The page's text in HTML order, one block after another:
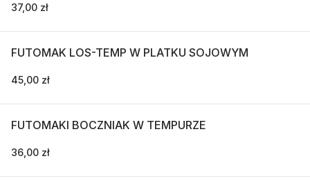
37,00 zł
FUTOMAK LOS-TEMP W PLATKU SOJOWYM
45,00 zł
FUTOMAKI BOCZNIAK W TEMPURZE
36,00 zł